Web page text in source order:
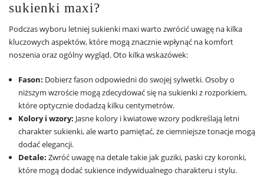
sukienki maxi?
Podczas wyboru letniej sukienki maxi warto zwrócić uwagę na kilka
kluczowych aspektów, które mogą znacznie wpłynąć na komfort
noszenia oraz ogólny wygląd. Oto kilka wskazówek:
Fason: Dobierz fason odpowiedni do swojej sylwetki. Osoby o
niższym wzroście mogą zdecydować się na sukienki z rozporkiem,
które optycznie dodadzą kilku centymetrów.
Kolory i wzory: Jasne kolory i kwiatowe wzory podkreślają letni
charakter sukienki, ale warto pamiętać, że ciemniejsze tonacje mogą
dodać elegancji.
Detale: Zwróć uwagę na detale takie jak guziki, paski czy koronki,
które mogą dodać sukience indywidualnego charakteru i stylu.